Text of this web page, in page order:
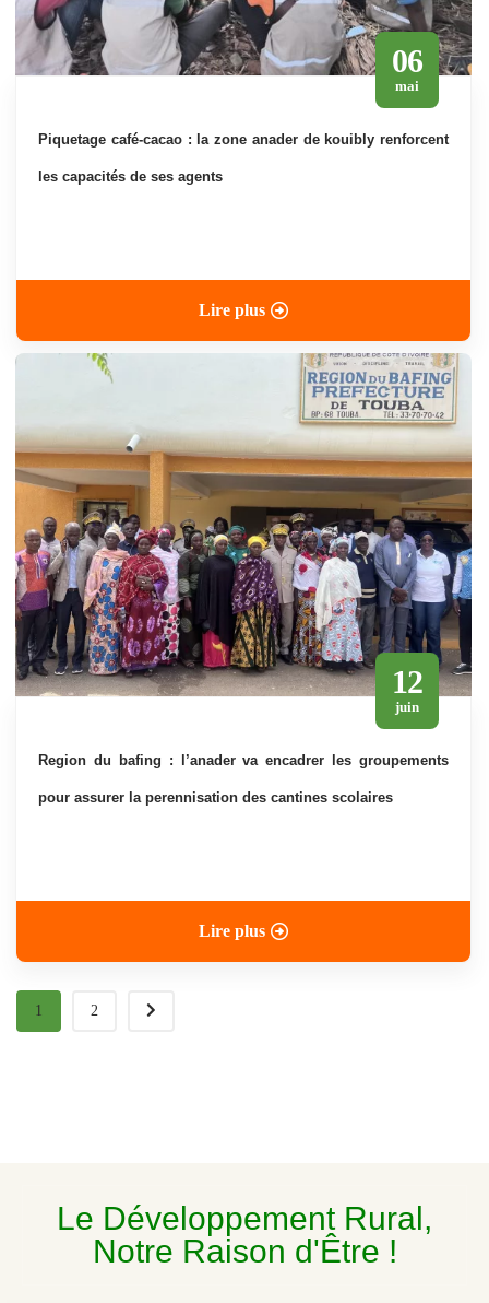
06
mai
piquetage café-cacao : la zone anader de kouibly renforcent
les capacités de ses agents
Lire plus
12
juin
region du bafing : l’anader va encadrer les groupements
pour assurer la perennisation des cantines scolaires
Lire plus
1 2
Le Développement Rural,
Notre Raison d'Être !